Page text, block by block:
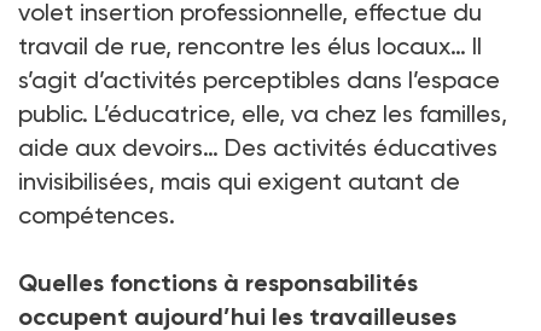
volet insertion professionnelle, effectue du
travail de rue, rencontre les élus locaux… Il
s’agit d’activités perceptibles dans l’espace
public. L’éducatrice, elle, va chez les familles,
aide aux devoirs… Des activités éducatives
invisibilisées, mais qui exigent autant de
compétences.
Quelles fonctions à responsabilités
occupent aujourd’hui les travailleuses